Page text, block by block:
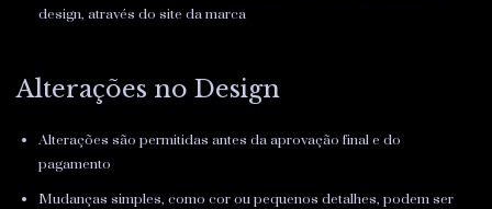
design, através do site da marca
Alterações no Design
Alterações são permitidas antes da aprovação final e do
pagamento
Mudanças simples, como cor ou pequenos detalhes, podem ser